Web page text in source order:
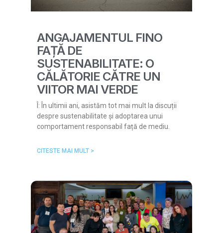
ANGAJAMENTUL FINO
FAȚĂ DE
SUSTENABILITATE: O
CĂLĂTORIE CĂTRE UN
VIITOR MAI VERDE
Î: În ultimii ani, asistăm tot mai mult la discuții
despre sustenabilitate și adoptarea unui
comportament responsabil față de mediu.
CITESTE MAI MULT >